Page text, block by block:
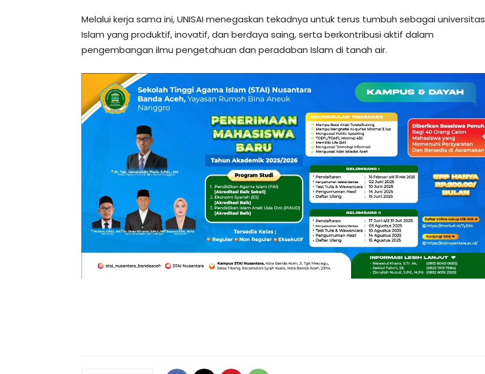
Melalui kerja sama ini, UNISAI menegaskan tekadnya untuk terus tumbuh sebagai universitas
Islam yang produktif, inovatif, dan berdaya saing, serta berkontribusi aktif dalam
pengembangan ilmu pengetahuan dan peradaban Islam di tanah air.